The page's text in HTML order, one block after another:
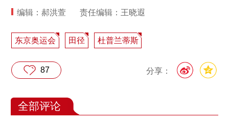
编辑：郝洪萱 责任编辑：王晓遐
东京奥运会 田径 杜普兰蒂斯
分享：
87
全部评论